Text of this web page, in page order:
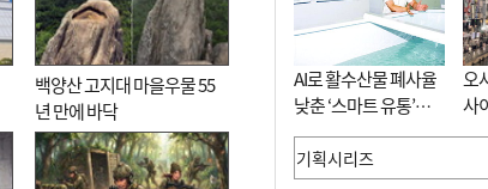
백양산 고지대 마을우물 55
년 만에 바닥
AI로 활수산물 폐사율
낮춘 ‘스마트 유통’…
사막·산악지대 수출
도전
오
사
쳐